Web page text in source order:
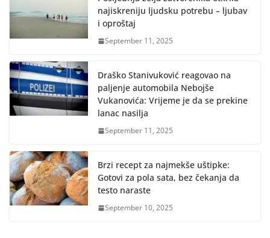
najiskreniju ljudsku potrebu – ljubav
i oproštaj
September 11, 2025
Draško Stanivuković reagovao na
paljenje automobila Nebojše
Vukanovića: Vrijeme je da se prekine
lanac nasilja
September 11, 2025
Brzi recept za najmekše uštipke:
Gotovi za pola sata, bez čekanja da
testo naraste
September 10, 2025